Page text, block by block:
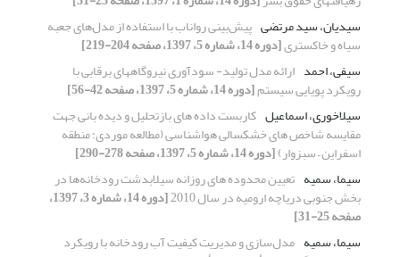
سیدیان، سید مرتضی پیش‌بینی رواناب با استفاده از مدل‌های جعبه
سیاه و خاکستری[دوره 14، شماره 5، 1397، صفحه 204-219]
سیفی، احمد ارائه مدل تولید- سودآوری نیروگاههای برقابی با
رویکرد پویایی سیستم[دوره 14، شماره 5، 1397، صفحه 42-56]
سیلاخوری، اسماعیل کاربست داده های بازتحلیل و دیده بانی جهت
مقایسه شاخص های خشکسالی هواشناسی (مطالعه موردی: منطقه
اسفراین – سبزوار)[دوره 14، شماره 5، 1397، صفحه 278-290]
سیما، سمیه تعیین محدوده های روزانه سیلابدشت رودخانه‌ها در
بخش جنوبی دریاچه ارومیه در سال 2010 [دوره 14، شماره 3، 1397،
صفحه 25-31]
سیما، سمیه مدل‌سازی و مدیریت کیفیت آب رودخانه با رویکرد